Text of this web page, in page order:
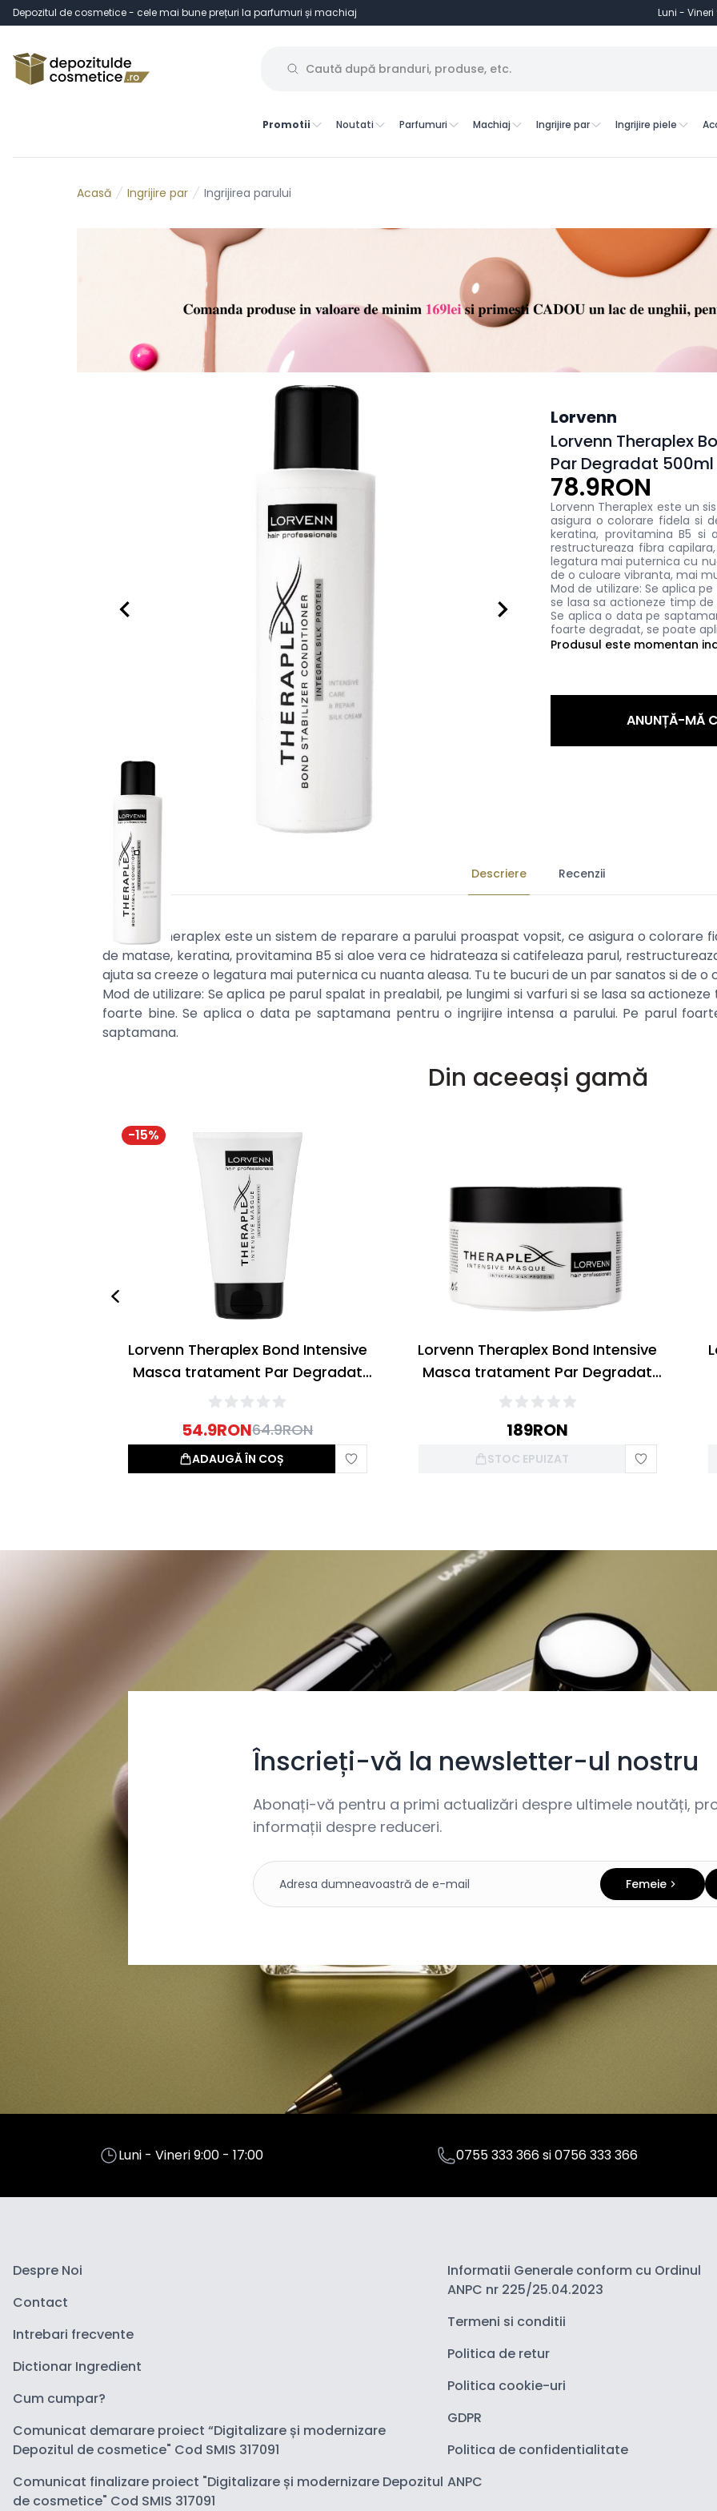
Depozitul de cosmetice - cele mai bune prețuri la parfumuri și machiaj Luni - Vineri
Promotii Noutati Parfumuri Machiaj Ingrijire par Ingrijire piele
Acasă Ingrijire par Ingrijirea parului
Lorvenn
Lorvenn Theraplex
Par Degradat 500ml
78.9RON
Lorvenn Theraplex este un
asigura o colorare fidela si
keratina, provitamina B5 si
restructureaza fibra
legatura mai puternica cu
de o culoare vibranta, mai
Mod de utilizare: Se aplica
se lasa sa actioneze timp
Se aplica o data pe
foarte degradat, se poate
Produsul este momentan
ANUNȚĂ-MĂ
Descriere Recenzii
Lorvenn Theraplex este un sistem de reparare a parului proaspat vopsit, ce asigura o colorare
de matase, keratina, provitamina B5 si aloe vera ce hidrateaza si catifeleaza parul,
ajuta sa creeze o legatura mai puternica cu nuanta aleasa. Tu te bucuri de un par sanatos si de
Mod de utilizare: Se aplica pe parul spalat in prealabil, pe lungimi si varfuri si se lasa sa
foarte bine. Se aplica o data pe saptamana pentru o ingrijire intensa a parului. Pe parul
saptamana.
Din aceeași gamă
-15%
Lorvenn Theraplex Bond Intensive
Masca tratament Par Degradat
100ml
54.9RON64.9RON
ADAUGĂ ÎN COȘ
Lorvenn Theraplex Bond Intensive
Masca tratament Par Degradat
500ml
189RON
STOC EPUIZAT
Înscrieți-vă la newsletter-ul nostru
Abonați-vă pentru a primi actualizări despre ultimele noutăți,
informații despre reduceri.
Femeie
Luni - Vineri 9:00 - 17:00 0755 333 366si0756 333 366
Despre Noi
Contact
Intrebari frecvente
Dictionar Ingredient
Cum cumpar?
Comunicat demarare proiect “Digitalizare și modernizare
Depozitul de cosmetice" Cod SMIS 317091
Comunicat finalizare proiect "Digitalizare și modernizare Depozitul
de cosmetice" Cod SMIS 317091
Informatii Generale conform cu Ordinul
ANPC nr 225/25.04.2023
Termeni si conditii
Politica de retur
Politica cookie-uri
GDPR
Politica de confidentialitate
ANPC